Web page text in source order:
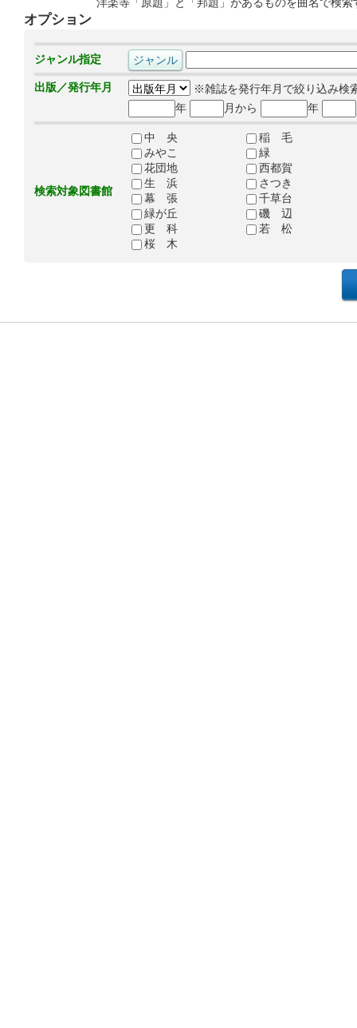
オプション
ジャンル指定
出版／発行年月
※雑誌を発行年月で絞り込み検
年
月から 年
検索対象図書館
中 央
稲 毛
みやこ
緑
花団地
西都賀
生 浜
さつき
幕 張
千草台
緑が丘
磯 辺
更 科
若 松
桜 木